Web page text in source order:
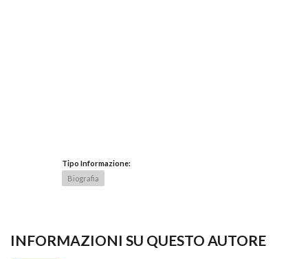
Tipo Informazione:
Biografia
INFORMAZIONI SU QUESTO AUTORE